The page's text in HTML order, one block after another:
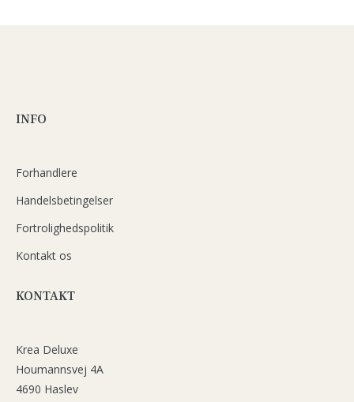
INFO
Forhandlere
Handelsbetingelser
Fortrolighedspolitik
Kontakt os
KONTAKT
Krea Deluxe
Houmannsvej 4A
4690 Haslev